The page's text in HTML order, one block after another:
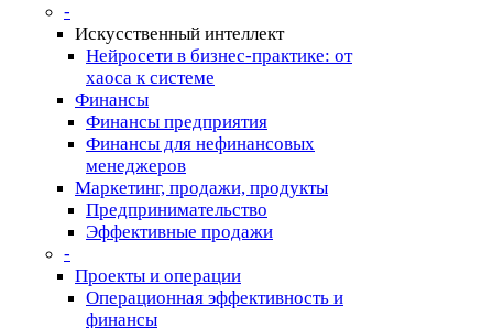
-
Искусственный интеллект
Нейросети в бизнес-практике: от
хаоса к системе
Финансы
Финансы предприятия
Финансы для нефинансовых
менеджеров
Маркетинг, продажи, продукты
Предпринимательство
Эффективные продажи
-
Проекты и операции
Операционная эффективность и
финансы